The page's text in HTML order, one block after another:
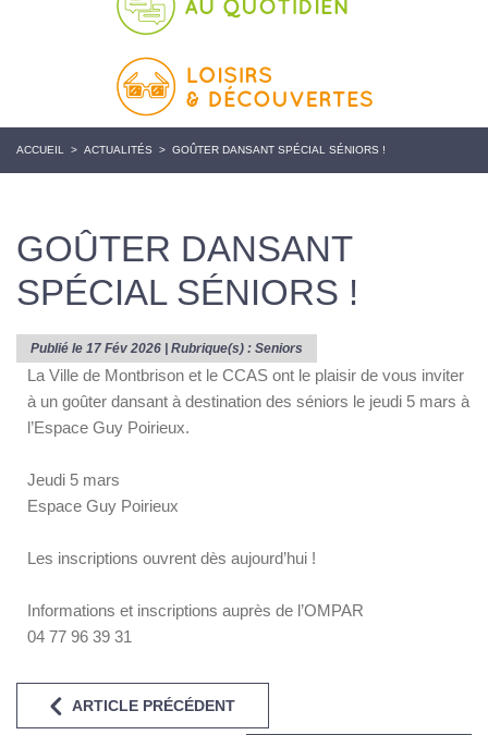
ACCUEIL > ACTUALITÉS > GOÛTER DANSANT SPÉCIAL SÉNIORS !
GOÛTER DANSANT
SPÉCIAL SÉNIORS !
Publié le 17 Fév 2026 | Rubrique(s) : Seniors
La Ville de Montbrison et le CCAS ont le plaisir de vous inviter
à un goûter dansant à destination des séniors le jeudi 5 mars à
l’Espace Guy Poirieux.
Jeudi 5 mars
Espace Guy Poirieux
Les inscriptions ouvrent dès aujourd’hui !
Informations et inscriptions auprès de l’OMPAR
04 77 96 39 31
ARTICLE PRÉCÉDENT